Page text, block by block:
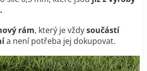
rám, který je vždysoučástí
a není potřeba jej dokupovat.